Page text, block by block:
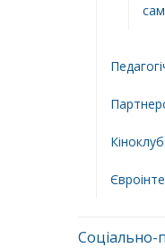
Кіноклуб
Соціально-